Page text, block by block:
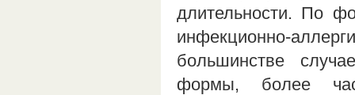
длительности. По
инфекционно-
большинстве
формы, более